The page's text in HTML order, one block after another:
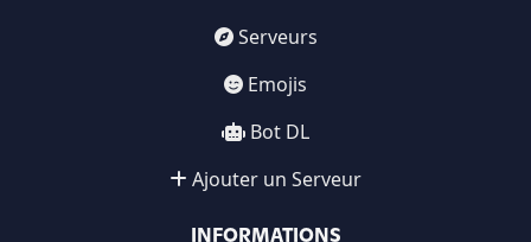
Serveurs
Emojis
Bot DL
Ajouter un Serveur
INFORMATIONS